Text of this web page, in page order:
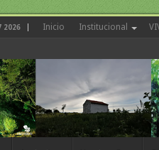
2026 Inicio Institucional